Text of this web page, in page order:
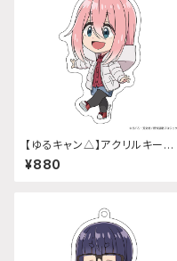
【ゆるキャン△】アクリルキーホ
ルダー (『SEASON3』各務原 な
でしこ)
¥880